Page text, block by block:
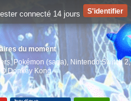
du moment
, Pokémon (saga) Nintendo Switch 2,
Donkey Kong
connecté 14 jours